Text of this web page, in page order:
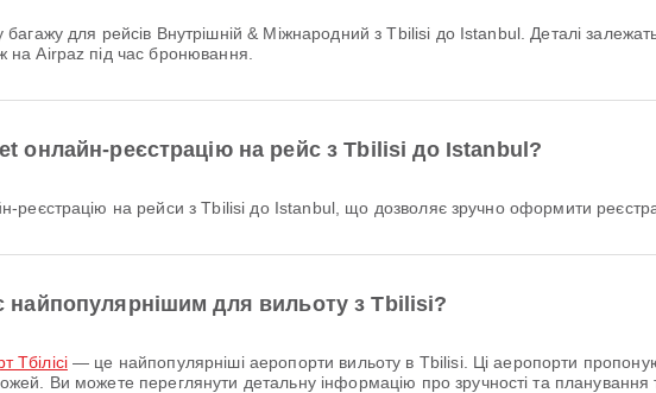
на Airpaz під час бронювання.
онлайн-реєстрацію на рейс з Tbilisi до Istanbul?
реєстрацію на рейси з Tbilisi до Istanbul, що дозволяє зручно оформити
найпопулярнішим для вильоту з Tbilisi?
Тбілісі— це найпопулярніші аеропорти вильоту в Tbilisi. Ці аеропорти
Ви можете переглянути детальну інформацію про зручності та планування